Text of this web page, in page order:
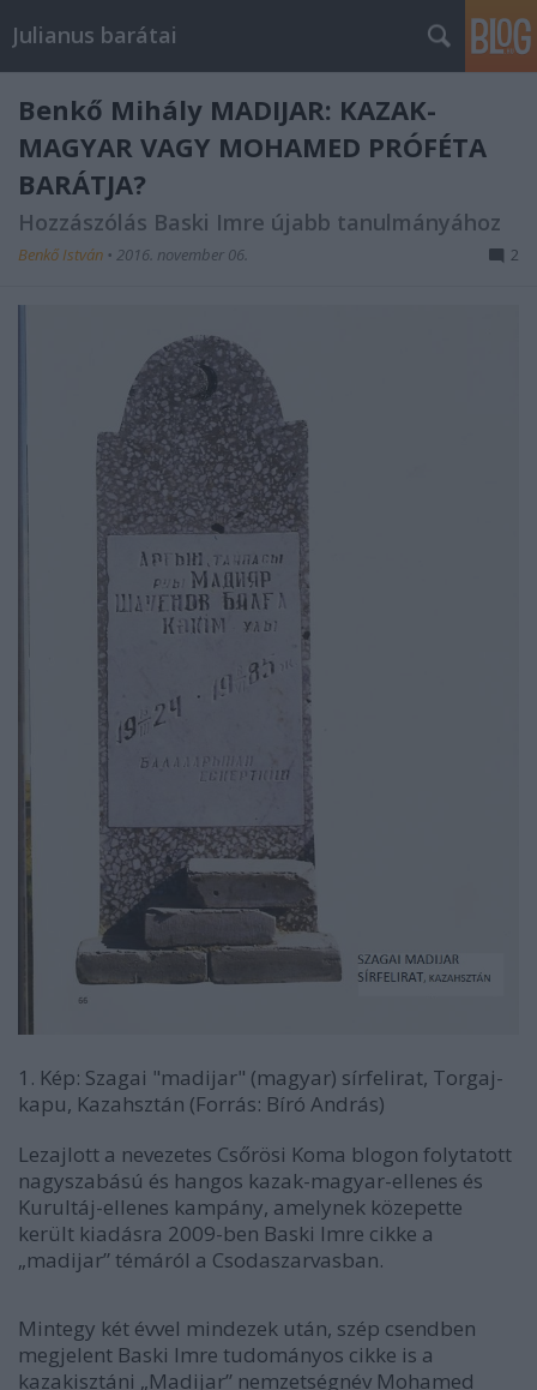
Julianus barátai
Benkő Mihály MADIJAR: KAZAK-
MAGYAR VAGY MOHAMED PRÓFÉTA
BARÁTJA?
Hozzászólás Baski Imre újabb tanulmányához
Benkő István • 2016. november 06. 2
1. Kép: Szagai "madijar" (magyar) sírfelirat, Torgaj-
kapu, Kazahsztán (Forrás: Bíró András)
Lezajlott a nevezetes Csőrösi Koma blogon folytatott
nagyszabású és hangos kazak-magyar-ellenes és
Kurultáj-ellenes kampány, amelynek közepette
került kiadásra 2009-ben Baski Imre cikke a
„madijar” témáról a Csodaszarvasban.
Mintegy két évvel mindezek után, szép csendben
megjelent Baski Imre tudományos cikke is a
kazakisztáni „Madijar” nemzetségnév Mohamed